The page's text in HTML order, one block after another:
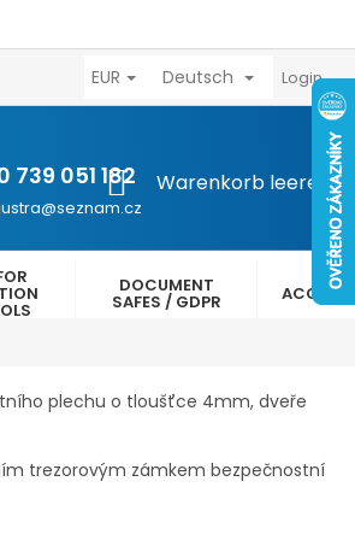
739 051 182
Reklamační řád Obchodní
EUR Deutsch Login
WARENKORB
Warenkorb leeren
DOCUMENT
SAFES / GDPR
plechu o tloušťce 4mm, dveře
trezorovým zámkem bezpečnostní